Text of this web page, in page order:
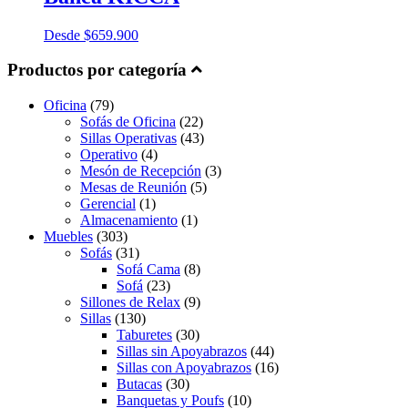
Desde $659.900
Productos por categoría
Oficina (79)
Sofás de Oficina (22)
Sillas Operativas (43)
Operativo (4)
Mesón de Recepción (3)
Mesas de Reunión (5)
Gerencial (1)
Almacenamiento (1)
Muebles (303)
Sofás (31)
Sofá Cama (8)
Sofá (23)
Sillones de Relax (9)
Sillas (130)
Taburetes (30)
Sillas sin Apoyabrazos (44)
Sillas con Apoyabrazos (16)
Butacas (30)
Banquetas y Poufs (10)